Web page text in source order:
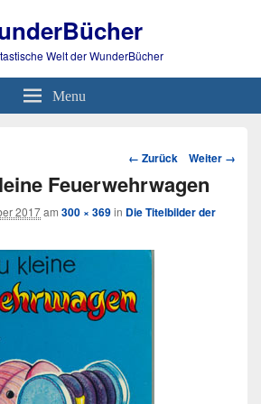
Welt der WunderBücher
Menu
Bild-
Navigation
← Zurück Weiter →
Feuerwehrwagen
2017am 300 × 369in Die Titelbilder der